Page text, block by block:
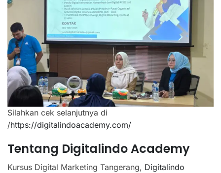
Silahkan cek selanjutnya di
/https://digitalindoacademy.com/
Tentang Digitalindo Academy
Kursus Digital Marketing Tangerang, Digitalindo